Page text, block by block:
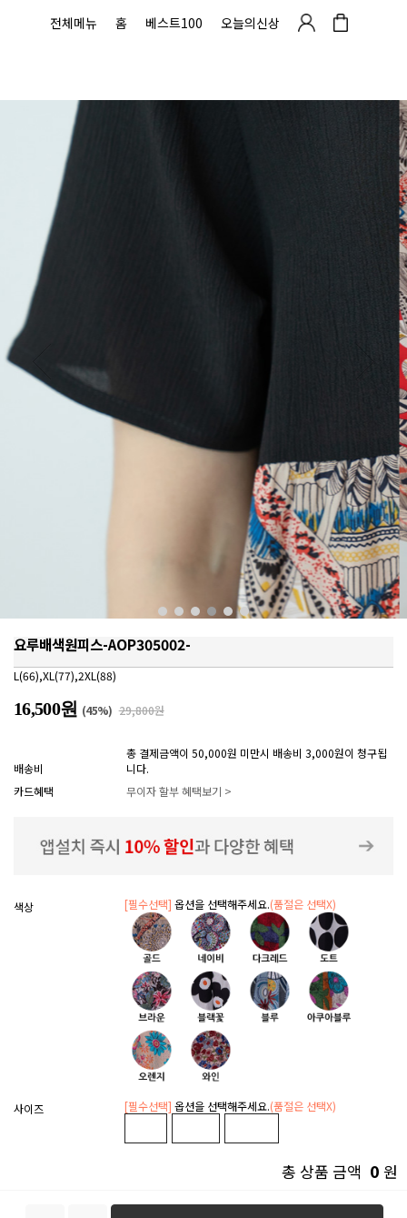
전체메뉴 홈 베스트100 오늘의신상
요루배색원피스-AOP305002-
L(66),XL(77),2XL(88)
16,500원 (45%) 29,800원
배송비
총 결제금액이 50,000원 미만시 배송비 3,000원이 청구됩
니다.
카드혜택
무이자 할부 혜택보기 >
색상 [필수선택] 옵션을 선택해주세요.(품절은 선택X)
사이즈 [필수선택] 옵션을 선택해주세요.(품절은 선택X)
총 상품 금액 0 원